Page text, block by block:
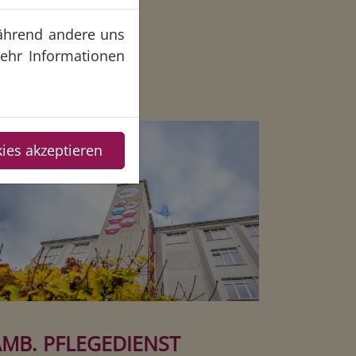
PFLEGEDIENST
andere uns
Informationen
akzeptieren